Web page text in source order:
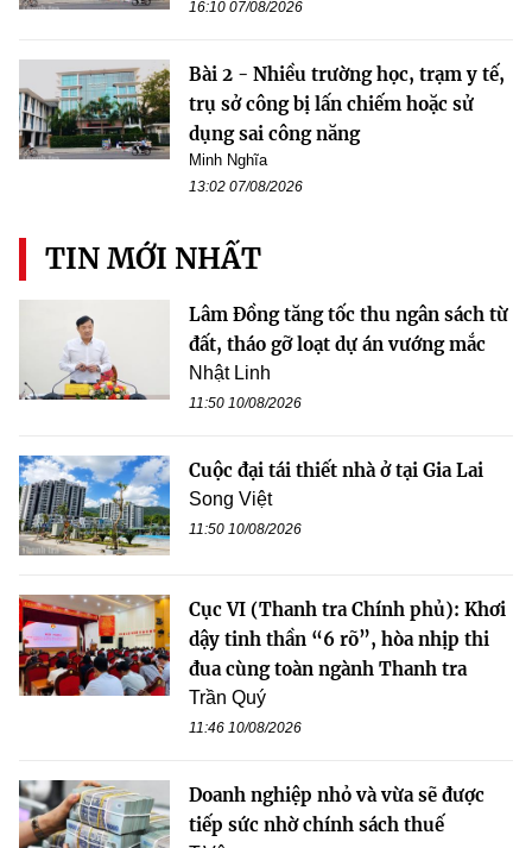
16:10 07/08/2026
Bài 2 - Nhiều trường học, trạm y tế,
trụ sở công bị lấn chiếm hoặc sử
dụng sai công năng
Minh Nghĩa
13:02 07/08/2026
TIN MỚI NHẤT
Lâm Đồng tăng tốc thu ngân sách từ
đất, tháo gỡ loạt dự án vướng mắc
Nhật Linh
11:50 10/08/2026
Cuộc đại tái thiết nhà ở tại Gia Lai
Song Việt
11:50 10/08/2026
Cục VI (Thanh tra Chính phủ): Khơi
dậy tinh thần “6 rõ”, hòa nhịp thi
đua cùng toàn ngành Thanh tra
Trần Quý
11:46 10/08/2026
Doanh nghiệp nhỏ và vừa sẽ được
tiếp sức nhờ chính sách thuế